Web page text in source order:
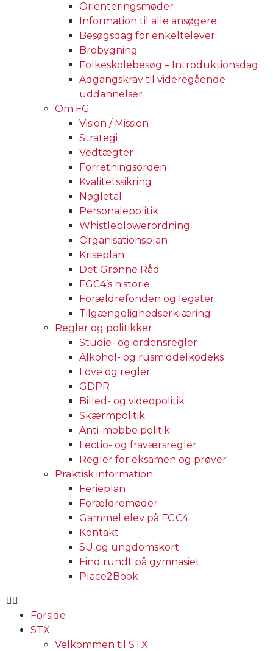
Orienteringsmøder
Information til alle ansøgere
Besøgsdag for enkeltelever
Brobygning
Folkeskolebesøg – Introduktionsdag
Adgangskrav til videregående
uddannelser
Om FG
Vision / Mission
Strategi
Vedtægter
Forretningsorden
Kvalitetssikring
Nøgletal
Personalepolitik
Whistleblowerordning
Organisationsplan
Kriseplan
Det Grønne Råd
FGC4’s historie
Forældrefonden og legater
Tilgængelighedserklæring
Regler og politikker
Studie- og ordensregler
Alkohol- og rusmiddelkodeks
Love og regler
GDPR
Billed- og videopolitik
Skærmpolitik
Anti-mobbe politik
Lectio- og fraværsregler
Regler for eksamen og prøver
Praktisk information
Ferieplan
Forældremøder
Gammel elev på FGC4
Kontakt
SU og ungdomskort
Find rundt på gymnasiet
Place2Book
Forside
STX
Velkommen til STX